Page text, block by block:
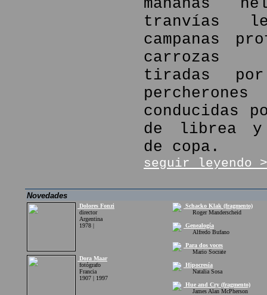
mañanas
tranvías
campanas
carrozas
tiradas
conducidas
de librea y
de copa.
seguir leyendo
Novedades
Dolores Fonzi
director
Argentina
1978 |
Dora Maar
fotógrafo
Francia
1907 | 1997
Schacko Klak (fragmento)
Roger Manderscheid
Genealogía
Alfredo Bufano
Para dos voces
Mario Socrate
Hipocresía
Natalia Sosa
Hue and Cry (fragmento)
James Alan McPherson